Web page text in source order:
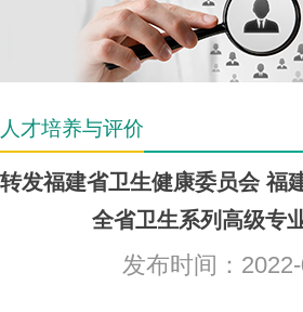
人才培养与评价
转发福建省卫生健康委员会 福
全省卫生系列高级专
发布时间：